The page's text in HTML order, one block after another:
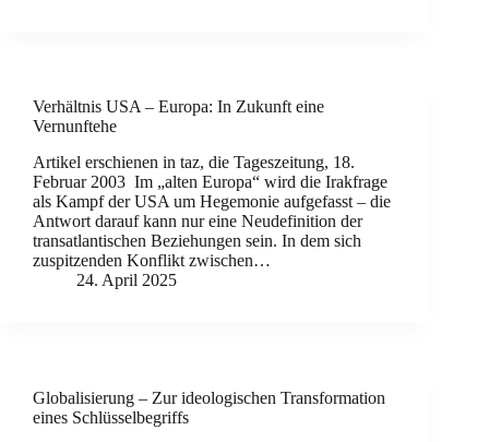
Verhältnis USA – Europa: In Zukunft eine
Vernunftehe
Artikel erschienen in taz, die Tageszeitung, 18.
Februar 2003 Im „alten Europa“ wird die Irakfrage
als Kampf der USA um Hegemonie aufgefasst – die
Antwort darauf kann nur eine Neudefinition der
transatlantischen Beziehungen sein. In dem sich
zuspitzenden Konflikt zwischen…
24. April 2025
Globalisierung – Zur ideologischen Transformation
eines Schlüsselbegriffs